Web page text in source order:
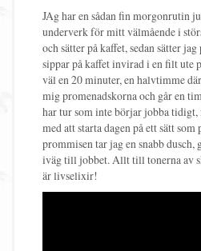
JAg har en sådan fin morgonrutin
underverk för mitt välmående i
och sätter på kaffet, sedan sätter
sippar på kaffet invirad i en filt ute
väl en 20 minuter, en halvtimme
mig promenadskorna och går en
har tur som inte börjar jobba tidigt,
med att starta dagen på ett sätt som
prommisen tar jag en snabb
iväg till jobbet. Allt till tonerna av
är livselixir!